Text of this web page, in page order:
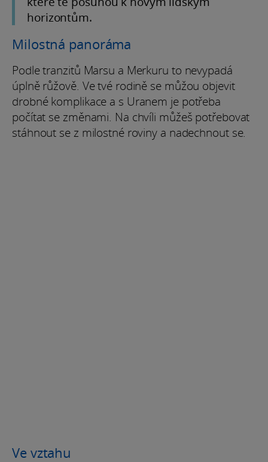
horizontům.
Milostná panoráma
Podle tranzitů Marsu a Merkuru to nevypadá
úplně růžově. Ve tvé rodině se můžou objevit
drobné komplikace a s Uranem je potřeba
počítat se změnami. Na chvíli můžeš potřebovat
stáhnout se z milostné roviny a nadechnout se.
Ve vztahu